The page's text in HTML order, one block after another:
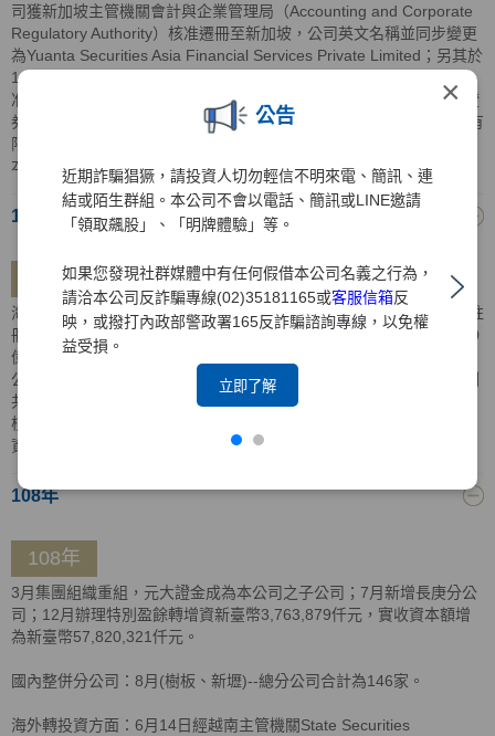
×
公告
近期詐騙猖獗，請投資人切勿輕信不明來電、簡訊、連
結或陌生群組。本公司不會以電話、簡訊或LINE邀請
「領取飆股」、「明牌體驗」等。
如果您發現社群媒體中有任何假借本公司名義之行為，
請洽本公司反詐騙專線(02)35181165或客服信箱反
映，或撥打內政部警政署165反詐騙諮詢專線，以免權
益受損。
立即了解
司獲新加坡主管機關會計與企業管理局（Accounting and Corporate
Regulatory Authority）核准遷冊至新加坡，公司英文名稱並同步變更
為Yuanta Securities Asia Financial Services Private Limited；另其於
110年10月28日獲百慕達公司註冊處（Registrar of Companies）核
准遷出，遷出之生效日同其遷入新加坡之生效日；12月15日，元大證
券越南有限公司完成增資5,000億越南盾，增資後元大證券亞洲金融有
限公司及元大證券(香港)有限公司分別持有元大證券越南有限公司資
本額比重為92.62%及7.38%，共計100%。
109年
109年
海外轉投資方面：2月14日，元大證券控股(BVI)有限公司獲BVI公司註
冊處核准註銷登記；9月14日，元大證券越南有限公司完成增資5,000
億越南盾，增資後元大證券亞洲金融有限公司及元大證券(香港)有限
公司分別持有元大證券越南有限公司股權90.16%及9.84%，持股比例
共計100%；11月4日，元大亞洲投資有限公司取得BVI當地主管機關
核准清算證明，以實物解散清算方式，將資產分配返還予元大亞洲投
資(香港)有限公司。
108年
108年
3月集團組織重組，元大證金成為本公司之子公司；7月新增長庚分公
司；12月辦理特別盈餘轉增資新臺幣3,763,879仟元，實收資本額增
為新臺幣57,820,321仟元。
國內整併分公司：8月(樹板、新壢)--總分公司合計為146家。
海外轉投資方面：6月14日經越南主管機關State Securities